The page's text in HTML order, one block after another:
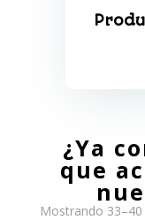
¿Ya
que
Mostrando